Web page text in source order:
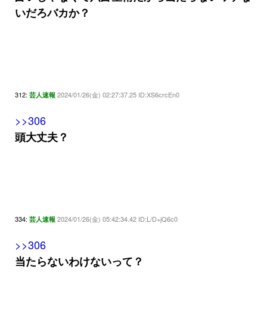
いだろバカか？
312: 芸人速報 2024/01/26(金) 02:27:37.25 ID:XS6crcEn0
>>306
頭大丈夫？
334: 芸人速報 2024/01/26(金) 05:42:34.42 ID:L/D+jQ6c0
>>306
当たらないわけないって？